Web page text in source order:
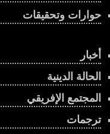
حوارات وتحقيقات
أخبار
الحالة الدينية
المجتمع الإفريقي
ترجمات